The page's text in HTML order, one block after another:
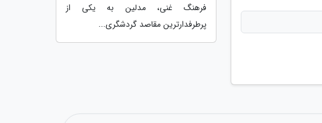
فرهنگ غنی، مدلین به یکی از
پرطرفدارترین مقاصد گردشگری...